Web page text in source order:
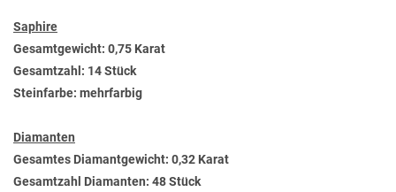
Saphire
Gesamtgewicht: 0,75 Karat
Gesamtzahl: 14 Stück
Steinfarbe: mehrfarbig
Diamanten
Gesamtes Diamantgewicht: 0,32 Karat
Gesamtzahl Diamanten: 48 Stück